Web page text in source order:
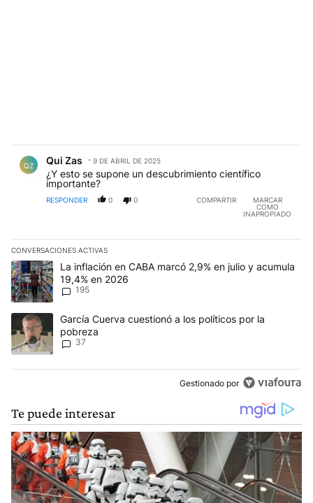
QZ Qui Zas 9 DE ABRIL DE 2025
¿Y esto se supone un descubrimiento científico
importante?
RESPONDER 0 0 COMPARTIR
MARCAR
COMO
INAPROPIADO
CONVERSACIONES ACTIVAS
Este listado muestra los artículos con más comentarios en los
Un artículo de tendencia con el título "La inflación en CABA
La inflación en CABA marcó 2,9% en julio y acumula
19,4% en 2026
195
Un artículo de tendencia con el título "García Cuerva cuestionó
García Cuerva cuestionó a los políticos por la
pobreza
37
Gestionado por